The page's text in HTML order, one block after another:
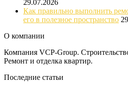
29.07.2026
Как правильно выполнить
его в полезное пространство
О компании
Компания VCP-Group.
Ремонт и отделка квартир.
Последние статьи